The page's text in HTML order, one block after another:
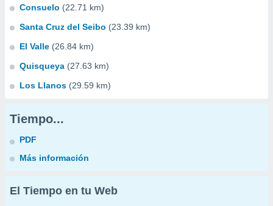
Consuelo (22.71 km)
Santa Cruz del Seibo (23.39 km)
El Valle (26.84 km)
Quisqueya (27.63 km)
Los Llanos (29.59 km)
Tiempo...
PDF
Más información
El Tiempo en tu Web